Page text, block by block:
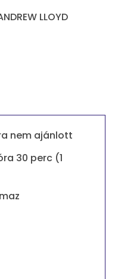
LLOYD
nem ajánlott
30 perc (1